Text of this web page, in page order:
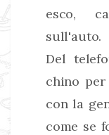
esco,
sull'auto.
Del
chino
con la
come se